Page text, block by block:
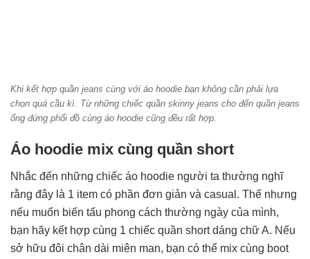
Khi kết hợp quần jeans cùng với áo hoodie bạn không cần phải lựa
chọn quá cầu kì. Từ những chiếc quần skinny jeans cho đến quần jeans
ống đứng phối đồ cùng áo hoodie cũng đều rất hợp.
Áo hoodie mix cùng quần short
Nhắc đến những chiếc áo hoodie người ta thường nghĩ
rằng đây là 1 item có phần đơn giản và casual. Thế nhưng
nếu muốn biến tấu phong cách thường ngày của mình,
bạn hãy kết hợp cùng 1 chiếc quần short dáng chữ A. Nếu
sở hữu đôi chân dài miên man, bạn có thể mix cùng boot